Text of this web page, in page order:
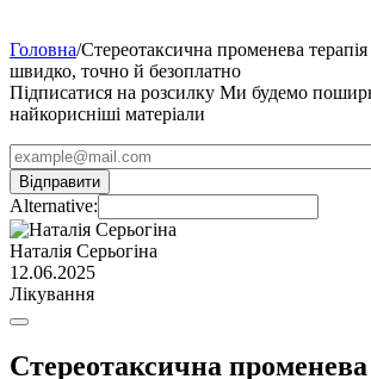
Головна/Стереотаксична променева
швидко, точно й безоплатно
Підписатися на розсилку Ми будемо
найкорисніші матеріали
Alternative:
Наталія Серьогіна
12.06.2025
Лікування
Стереотаксична променева